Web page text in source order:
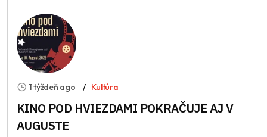
1 týždeň ago Kultúra
KINO POD HVIEZDAMI POKRAČUJE AJ V
AUGUSTE